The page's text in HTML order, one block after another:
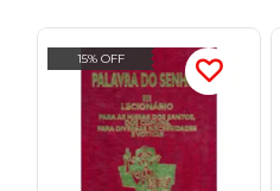
15% OFF